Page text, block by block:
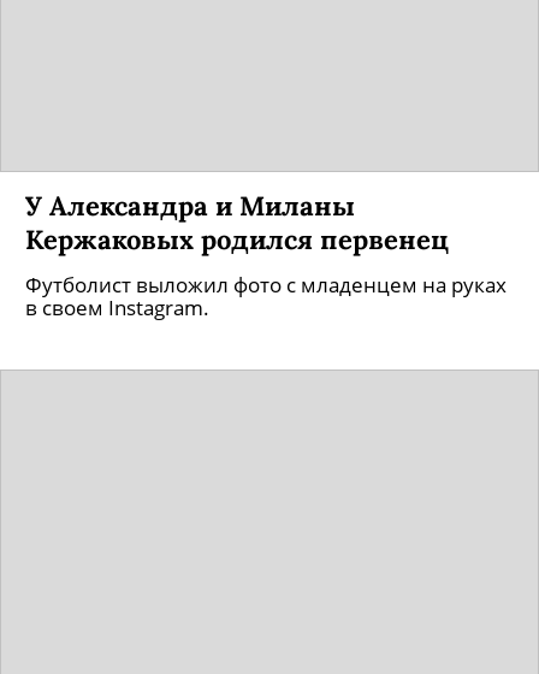
У Александра и Миланы
Кержаковых родился первенец
Футболист выложил фото с младенцем на руках
в своем Instagram.